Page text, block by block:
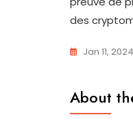
des
Jan 11, 2024
About